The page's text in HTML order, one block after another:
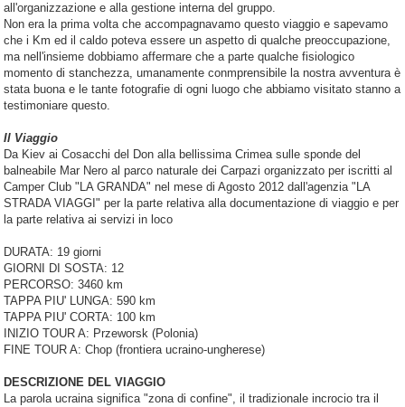
all'organizzazione e alla gestione interna del gruppo.
Non era la prima volta che accompagnavamo questo viaggio e sapevamo
che i Km ed il caldo poteva essere un aspetto di qualche preoccupazione,
ma nell'insieme dobbiamo affermare che a parte qualche fisiologico
momento di stanchezza, umanamente conmprensibile la nostra avventura è
stata buona e le tante fotografie di ogni luogo che abbiamo visitato stanno a
testimoniare questo.
Il Viaggio
Da Kiev ai Cosacchi del Don alla bellissima Crimea sulle sponde del
balneabile Mar Nero al parco naturale dei Carpazi organizzato per iscritti al
Camper Club "LA GRANDA" nel mese di Agosto 2012 dall'agenzia "LA
STRADA VIAGGI" per la parte relativa alla documentazione di viaggio e per
la parte relativa ai servizi in loco
DURATA: 19 giorni
GIORNI DI SOSTA: 12
PERCORSO: 3460 km
TAPPA PIU' LUNGA: 590 km
TAPPA PIU' CORTA: 100 km
INIZIO TOUR A: Przeworsk (Polonia)
FINE TOUR A: Chop (frontiera ucraino-ungherese)
DESCRIZIONE DEL VIAGGIO
La parola ucraina significa "zona di confine", il tradizionale incrocio tra il